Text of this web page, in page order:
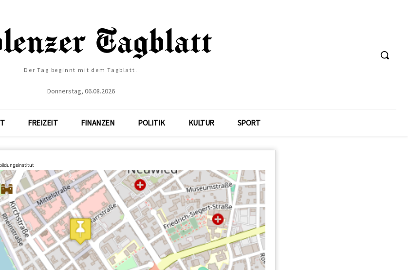
Der Tag beginnt mit dem Tagblatt.
Donnerstag, 06.08.2026
FREIZEIT FINANZEN POLITIK KULTUR SPORT